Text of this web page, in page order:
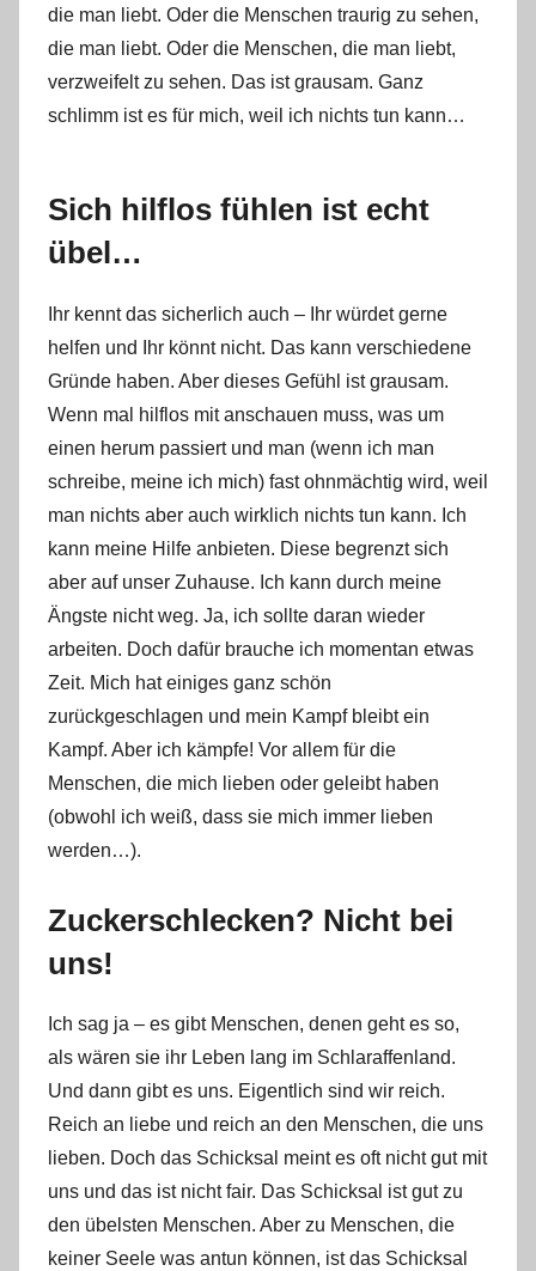
die man liebt. Oder die Menschen traurig zu sehen,
die man liebt. Oder die Menschen, die man liebt,
verzweifelt zu sehen. Das ist grausam. Ganz
schlimm ist es für mich, weil ich nichts tun kann…
Sich hilflos fühlen ist echt
übel…
Ihr kennt das sicherlich auch – Ihr würdet gerne
helfen und Ihr könnt nicht. Das kann verschiedene
Gründe haben. Aber dieses Gefühl ist grausam.
Wenn mal hilflos mit anschauen muss, was um
einen herum passiert und man (wenn ich man
schreibe, meine ich mich) fast ohnmächtig wird, weil
man nichts aber auch wirklich nichts tun kann. Ich
kann meine Hilfe anbieten. Diese begrenzt sich
aber auf unser Zuhause. Ich kann durch meine
Ängste nicht weg. Ja, ich sollte daran wieder
arbeiten. Doch dafür brauche ich momentan etwas
Zeit. Mich hat einiges ganz schön
zurückgeschlagen und mein Kampf bleibt ein
Kampf. Aber ich kämpfe! Vor allem für die
Menschen, die mich lieben oder geleibt haben
(obwohl ich weiß, dass sie mich immer lieben
werden…).
Zuckerschlecken? Nicht bei
uns!
Ich sag ja – es gibt Menschen, denen geht es so,
als wären sie ihr Leben lang im Schlaraffenland.
Und dann gibt es uns. Eigentlich sind wir reich.
Reich an liebe und reich an den Menschen, die uns
lieben. Doch das Schicksal meint es oft nicht gut mit
uns und das ist nicht fair. Das Schicksal ist gut zu
den übelsten Menschen. Aber zu Menschen, die
keiner Seele was antun können, ist das Schicksal